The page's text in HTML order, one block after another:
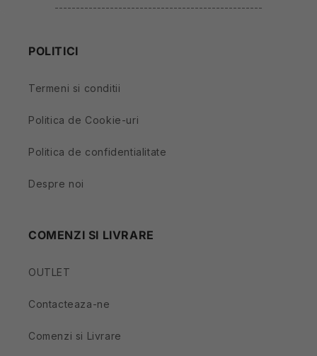
-------------------------------------------------
POLITICI
Termeni si conditii
Politica de Cookie-uri
Politica de confidentialitate
Despre noi
COMENZI SI LIVRARE
OUTLET
Contacteaza-ne
Comenzi si Livrare